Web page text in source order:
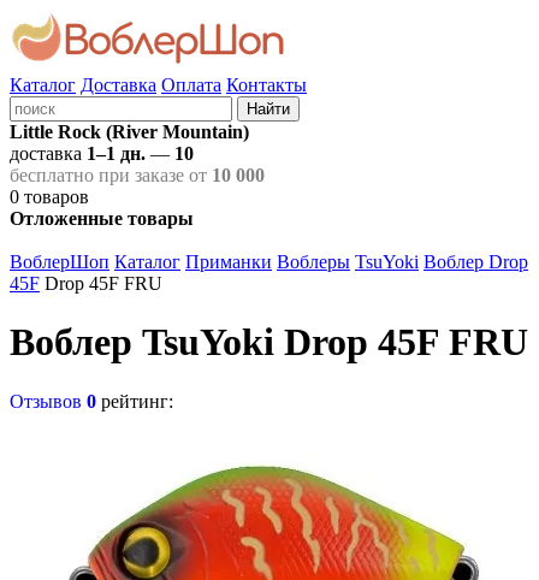
Каталог Доставка Оплата Контакты
Найти
Little Rock (River Mountain)
доставка 1–1 дн. — 10
бесплатно при заказе от 10 000
0 товаров
Отложенные товары
ВоблерШоп Каталог Приманки Воблеры TsuYoki Воблер Drop
45F Drop 45F FRU
Воблер TsuYoki Drop 45F FRU
Отзывов 0 рейтинг: